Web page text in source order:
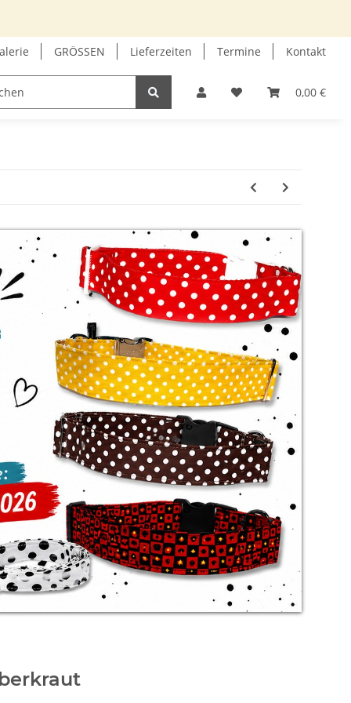
GRÖSSEN Lieferzeiten Termine Kontakt
0,00 €
GUTSCHEIN INFOECKE